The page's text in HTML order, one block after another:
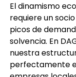
El dinamismo
requiere un
picos de
solvencia. En
nuestra
perfectamente